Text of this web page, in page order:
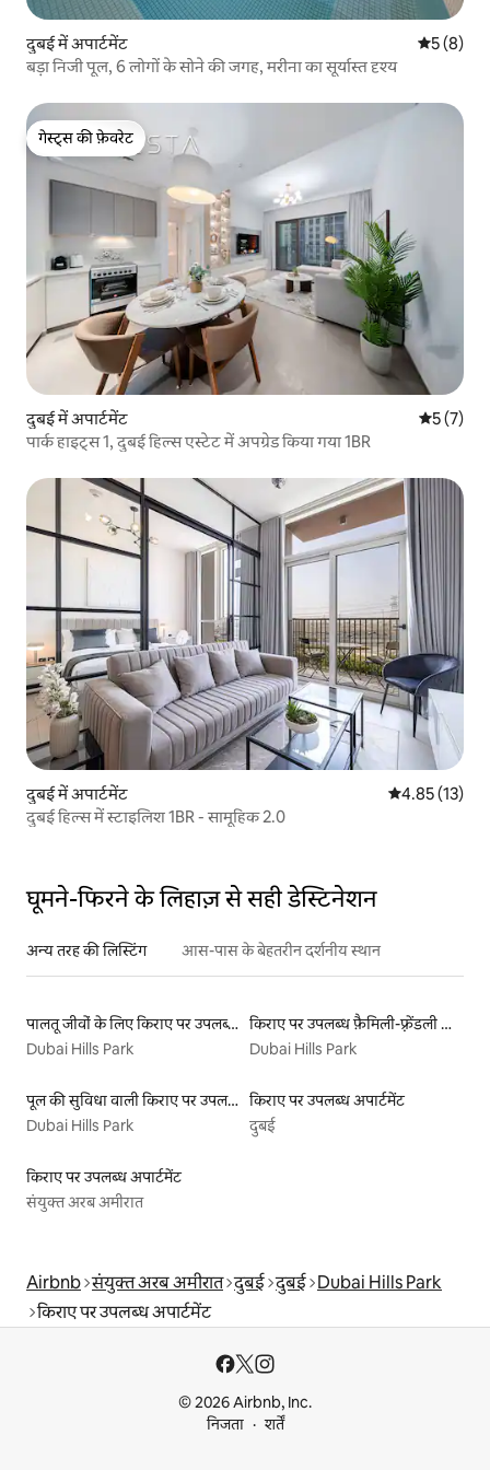
दुबई में अपार्टमेंट औसत रेटिंग
5 (8)
बड़ा निजी पूल, 6 लोगों के सोने की जगह, मरीना का सूर्यास्त दृश्य
गेस्ट्स की फ़ेवरेट
गेस्ट्स की फ़ेवरेट
दुबई में अपार्टमेंट औसत रेटिंग
5 (7)
पार्क हाइट्स 1, दुबई हिल्स एस्टेट में अपग्रेड किया गया 1BR
दुबई में अपार्टमेंट औसत रेटिंग 5 में
4.85 (13)
दुबई हिल्स में स्टाइलिश 1BR - सामूहिक 2.0
घूमने-फिरने के लिहाज़ से सही डेस्टिनेशन
अन्य तरह की लिस्टिंग आस-पास के बेहतरीन दर्शनीय स्थान
पालतू जीवों के लिए किराए पर उपलब्ध लिस्टिंग
Dubai Hills Park
किराए पर उपलब्ध फ़ैमिली-फ़्रेंडली लिस्टिंग
Dubai Hills Park
पूल की सुविधा वाली किराए पर उपलब्ध लिस्टिंग
Dubai Hills Park
किराए पर उपलब्ध अपार्टमेंट
दुबई
किराए पर उपलब्ध अपार्टमेंट
संयुक्त अरब अमीरात
Airbnb संयुक्त अरब अमीरात दुबई दुबई Dubai Hills Park
किराए पर उपलब्ध अपार्टमेंट
© 2026 Airbnb, Inc.
निजता
शर्तें